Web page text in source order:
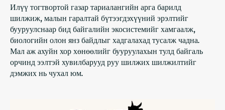
Илүү тогтвортой газар тариалангийн арга барилд
шилжиж, малын гаралтай бүтээгдэхүүний эрэлтийг
бууруулснаар бид байгалийн экосистемийг хамгаалж,
биологийн олон янз байдлыг хадгалахад тусалж чадна.
Мал аж ахуйн хор хөнөөлийг бууруулахын тулд байгаль
орчинд ээлтэй хувилбарууд руу шилжих шилжилтийг
дэмжих нь чухал юм.